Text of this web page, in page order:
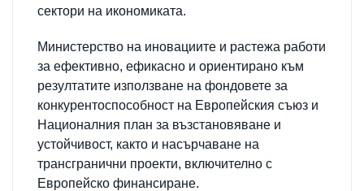
сектори на икономиката.
Министерство на иновациите и растежа работи
за ефективно, ефикасно и ориентирано към
резултатите използване на фондовете за
конкурентоспособност на Европейския съюз и
Националния план за възстановяване и
устойчивост, както и насърчаване на
трансгранични проекти, включително с
Европейско финансиране.